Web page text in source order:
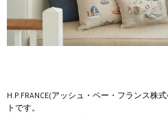
H.P.FRANCE(アッシュ・ペー・フランス株
トです。